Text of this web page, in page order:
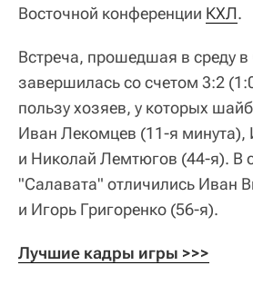
Восточной конференции КХЛ.
Встреча, прошедшая в среду
завершилась со счетом 3:2
пользу хозяев, у которых
Иван Лекомцев (11-я минута),
и Николай Лемтюгов (44-я). В
"Салавата" отличились Иван
и Игорь Григоренко (56-я).
Лучшие кадры игры >>>